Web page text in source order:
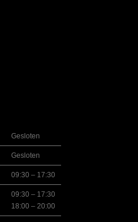
Gesloten
Gesloten
09:30 – 17:30
09:30 – 17:30
18:00 – 20:00